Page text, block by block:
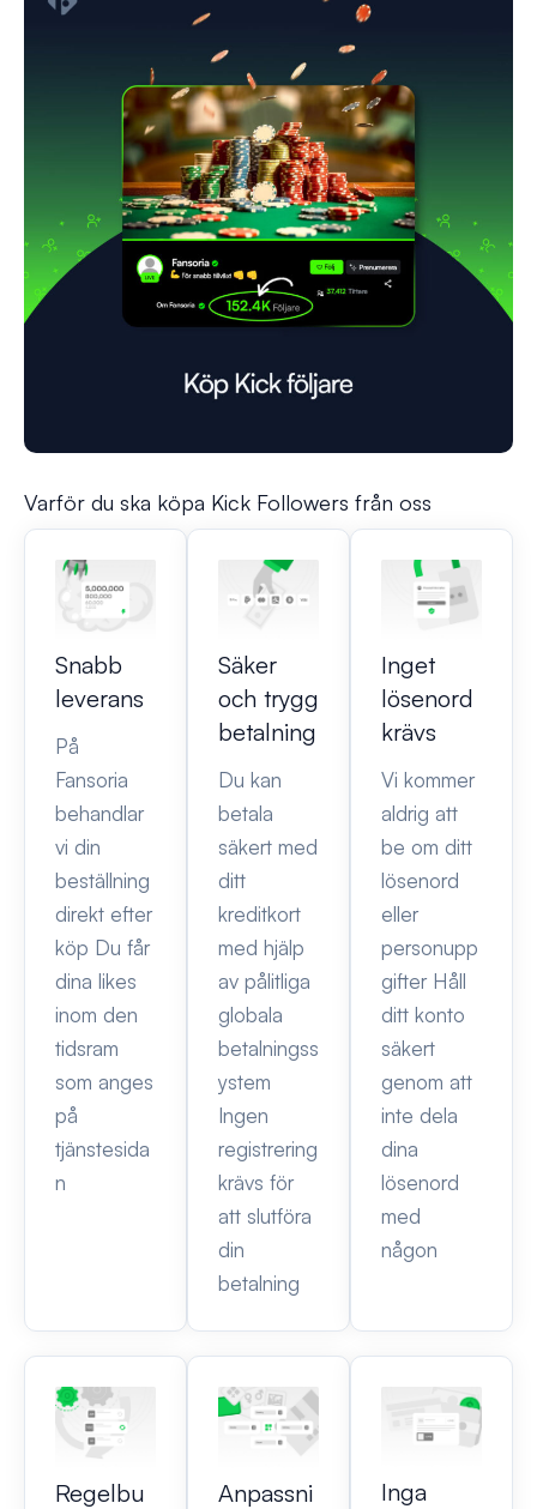
Varför du ska köpa Kick Followers från oss
Snabb
leverans
På
Fansoria
behandlar
vi din
beställning
direkt efter
köp Du får
dina likes
inom den
tidsram
som anges
på
tjänstesida
n
Säker
och trygg
betalning
Du kan
betala
säkert med
ditt
kreditkort
med hjälp
av pålitliga
globala
betalningss
ystem
Ingen
registrering
krävs för
att slutföra
din
betalning
Inget
lösenord
krävs
Vi kommer
aldrig att
be om ditt
lösenord
eller
personupp
gifter Håll
ditt konto
säkert
genom att
inte dela
dina
lösenord
med
någon
Regelbu
Anpassni
Inga